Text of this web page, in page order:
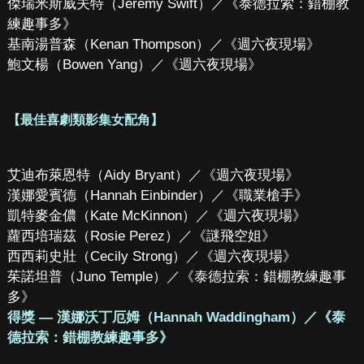
傑瑞米斯威夫特（Jeremy Swift）／《泰德拉索：錯棚教
練趣事多》
基南湯普森（Kenan Thompson）／《週六夜現場》
鮑文楊（Bowen Yang）／《週六夜現場》
【最佳喜劇類影集女配角】
艾迪布萊恩特（Aidy Bryant）／《週六夜現場》
漢娜愛賓德（Hannah Einbinder）／《職業槍手》
凱特麥金儂（Kate McKinnon）／《週六夜現場》
蘿西培瑞茲（Rosie Perez）／《謎飛空姐》
西西莉史壯（Cecily Strong）／《週六夜現場》
茱諾坦普（Juno Temple）／《泰德拉索：錯棚教練趣事
多》
得獎 — 漢娜沃丁厄姆（Hannah Waddingham）／《泰
德拉索：錯棚教練趣事多》